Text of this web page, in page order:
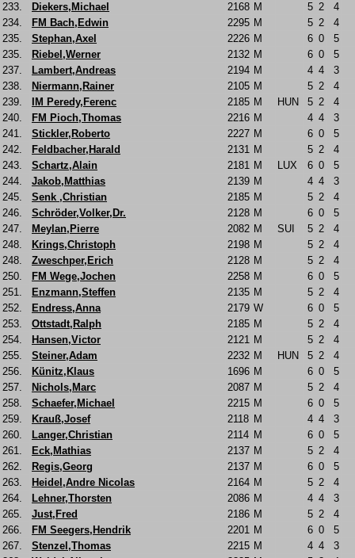
233.
Diekers,Michael 2168 M 5 2
4
234.
FM Bach,Edwin 2295 M 5 2
4
235.
Stephan,Axel 2226 M 6 0
5
235.
Riebel,Werner 2132 M 6 0
5
237.
Lambert,Andreas 2194 M 4 4
3
238.
Niermann,Rainer 2105 M 5 2
4
239.
IM Peredy,Ferenc 2185 M HUN 5 2
4
240.
FM Pioch,Thomas 2216 M 4 4
3
241.
Stickler,Roberto 2227 M 6 0
5
242.
Feldbacher,Harald 2131 M 5 2
4
243.
Schartz,Alain 2181 M LUX 6 0
5
244.
Jakob,Matthias 2139 M 4 4
3
245.
Senk ,Christian 2185 M 5 2
4
246.
Schröder,Volker,Dr. 2128 M 6 0
5
247.
Meylan,Pierre 2082 M SUI 5 2
4
248.
Krings,Christoph 2198 M 5 2
4
248.
Zweschper,Erich 2128 M 5 2
4
250.
FM Wege,Jochen 2258 M 6 0
5
251.
Enzmann,Steffen 2135 M 5 2
4
252.
Endress,Anna 2179 W 6 0
5
253.
Ottstadt,Ralph 2185 M 5 2
4
254.
Hansen,Victor 2121 M 5 2
4
255.
Steiner,Adam 2232 M HUN 5 2
4
256.
Künitz,Klaus 1696 M 6 0
5
257.
Nichols,Marc 2087 M 5 2
4
258.
Schaefer,Michael 2215 M 6 0
5
259.
Krauß,Josef 2118 M 4 4
3
260.
Langer,Christian 2114 M 6 0
5
261.
Eck,Mathias 2137 M 5 2
4
262.
Regis,Georg 2137 M 6 0
5
263.
Heidel,Andre Nicolas 2164 M 5 2
4
264.
Lehner,Thorsten 2086 M 4 4
3
265.
Just,Fred 2186 M 5 2
4
266.
FM Seegers,Hendrik 2201 M 6 0
5
267.
Stenzel,Thomas 2215 M 4 4
3